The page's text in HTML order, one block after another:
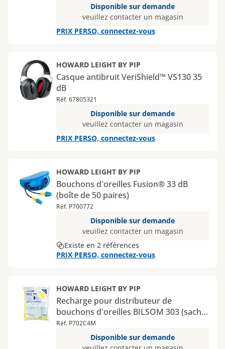
Disponible sur demande
veuillez contacter un magasin
PRIX PERSO, connectez-vous
HOWARD LEIGHT BY PIP
Casque antibruit VeriShield™ VS130 35
dB
Réf. 67805321
Disponible sur demande
veuillez contacter un magasin
PRIX PERSO, connectez-vous
HOWARD LEIGHT BY PIP
Bouchons d'oreilles Fusion® 33 dB
(boîte de 50 paires)
Réf. P700772
Disponible sur demande
veuillez contacter un magasin
Existe en 2 références
PRIX PERSO, connectez-vous
HOWARD LEIGHT BY PIP
Recharge pour distributeur de
bouchons d'oreilles BILSOM 303 (sachet
200 paires)
Réf. P702C4M
Disponible sur demande